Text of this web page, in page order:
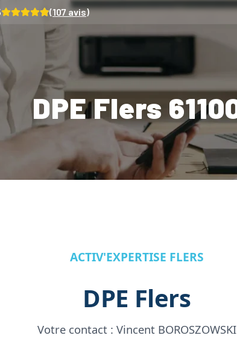
(107 avis)
DPE Flers
ACTIV'EXPERTISE FLERS
DPE Flers
Votre contact : Vincent BOROSZOWSKI